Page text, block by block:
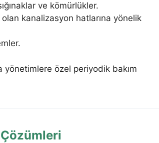
ve kömürlükler.
kanalizasyon hatlarına yönelik
yönetimlere özel periyodik bakım